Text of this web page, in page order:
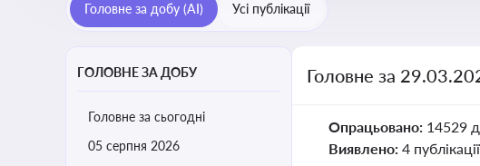
Головне за добу (AI) Усі публікації
ГОЛОВНЕ ЗА ДОБУ
Головне за сьогодні
05 серпня 2026
Головне за
Опрацьовано: 14529
Виявлено: 4